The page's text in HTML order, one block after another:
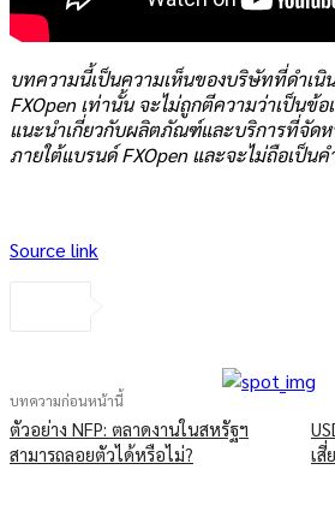
บทความนี้เป็นความเห็นของบริษัทที่ดำเนิ
FXOpen เท่านั้น จะไม่ถูกตีความว่าเป็นข้
แนะนำเกี่ยวกับผลิตภัณฑ์และบริการที่จัดห
ภายใต้แบรนด์ FXOpen และจะไม่ถือเป็นค
Source link
บทความก่อนหน้านี้
ตัวอย่าง NFP: ตลาดงานในสหรัฐฯ
สามารถลอยตัวได้หรือไม่?
เสี่